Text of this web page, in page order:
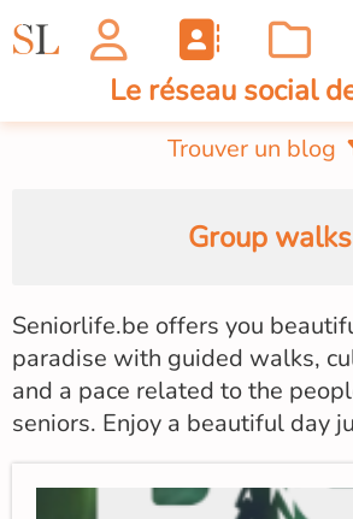
Le réseau social
Trouver un blog
Group walks
Seniorlife.be offers you
paradise with guided walks,
and a pace related to the
seniors. Enjoy a beautiful day